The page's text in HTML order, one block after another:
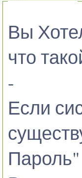
Вы
что
-
Если
Пароль"